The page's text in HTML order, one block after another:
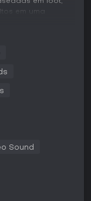
em uma
constante
você usa
dano ou defesa.
inimigos ou baús,
e habilidades. A
variando
e layouts de
Sound